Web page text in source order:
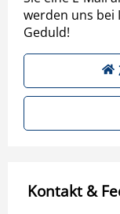
werden uns bei
Geduld!
Kontakt &